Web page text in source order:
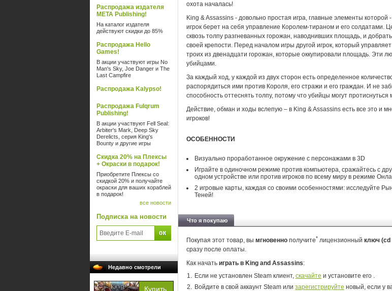
Распродажа издателя
META Publishing!
На каталог издателя
действуют скидки до 85%
Распродажа Hello
Games!
В акции участвуют игры No
Man's Sky, Joe Danger и The
Last Campfire
Распродажа Kalypso!
Распродажа Fulqrum
Publishing!
В акции участвуют Fell Seal:
Arbiter's Mark, Deep Sky
Derelicts, серия King's
Bounty и другие игры
Скидка 20% на Плексы
+ Окраски в подарок!
Приобретите Плексы со
скидкой 20% и получайте
окраски для ваших кораблей
в подарок!
все новости
Подписка на новости
Недавно смотрели
охота началась!
King & Assassins - довольно простая игра, главные элементы
игрок берет на себя управление Королем-тираном и его солдатами.
сквозь толпу разгневанных горожан, наводнивших площадь, и
своей крепости. Перед началом игры другой игрок, который
троих из двенадцати горожан, которые оккупировали площадь. Эти
убийцами.
За каждый ход, у каждой из двух сторон есть определенное
распорядиться ими против Короля, его стражи и его граждан. И не
способность оттеснять толпу, потому что убийцы могут
Действие, обман и ходы вслепую – в King & Assassins есть все это и
игроков!
ОСОБЕННОСТИ
Визуально проработанное окружение с персонажами в 3D
Играйте в одиночном режиме против компьютера, сражайтесь с
одном устройстве или против игроков по всему миру в режиме
2 игровые карты, каждая со своими особенностями: исследуйте
Теней!
Что я покупаю
Покупая этот товар, вы мгновенно получите* лицензионный ключ (cd
сразу после оплаты.
Как начать играть в King and Assassins:
Если не установлен Steam клиент, скачайте и установите его .
Войдите в свой аккаунт Steam или зарегистрируйте новый, если у